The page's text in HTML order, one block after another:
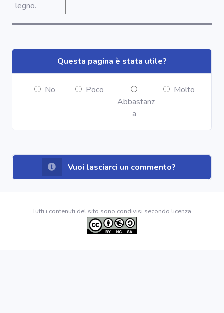
legno.
Questa pagina è stata utile?
No
Poco
Abbastanz
a
Molto
Vuoi lasciarci un commento?
Tutti i contenuti del sito sono condivisi secondo licenza